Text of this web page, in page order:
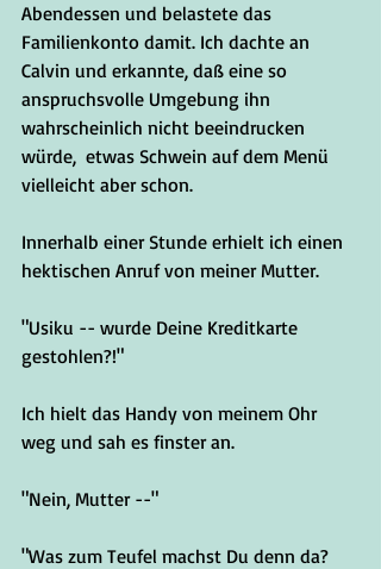
Abendessen und belastete das
Familienkonto damit. Ich dachte an
Calvin und erkannte, daß eine so
anspruchsvolle Umgebung ihn
wahrscheinlich nicht beeindrucken
würde,  etwas Schwein auf dem Menü
vielleicht aber schon.
Innerhalb einer Stunde erhielt ich einen
hektischen Anruf von meiner Mutter.
"Usiku -- wurde Deine Kreditkarte
gestohlen?!"
Ich hielt das Handy von meinem Ohr
weg und sah es finster an.
"Nein, Mutter --"
"Was zum Teufel machst Du denn da?